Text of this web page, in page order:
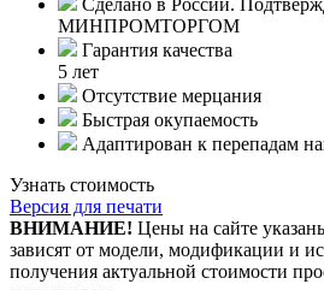
МИНПРОМТОРГОМ
Гарантия качества
5 лет
Отсутствие мерцания
Быстрая окупаемость
Адаптирован к перепадам
Узнать стоимость
Версия для печати
ВНИМАНИЕ! Цены на сайте
зависят от модели, модификации и
получения актуальной стоимости